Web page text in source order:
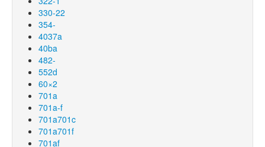
330-22
354-
4037a
40ba
482-
552d
60×2
701a
701a-f
701a701c
701a701f
701af